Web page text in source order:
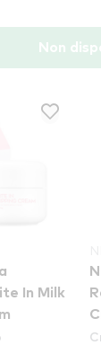
Non
In Milk